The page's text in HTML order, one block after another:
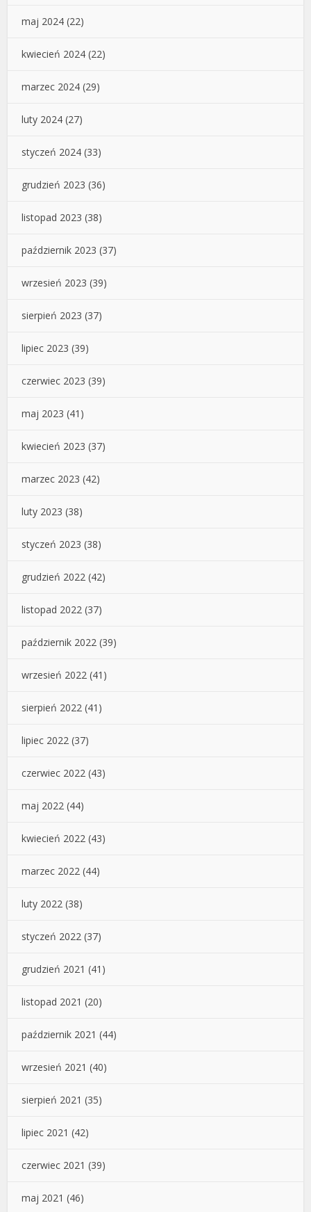
maj 2024 (22)
kwiecień 2024 (22)
marzec 2024 (29)
luty 2024 (27)
styczeń 2024 (33)
grudzień 2023 (36)
listopad 2023 (38)
październik 2023 (37)
wrzesień 2023 (39)
sierpień 2023 (37)
lipiec 2023 (39)
czerwiec 2023 (39)
maj 2023 (41)
kwiecień 2023 (37)
marzec 2023 (42)
luty 2023 (38)
styczeń 2023 (38)
grudzień 2022 (42)
listopad 2022 (37)
październik 2022 (39)
wrzesień 2022 (41)
sierpień 2022 (41)
lipiec 2022 (37)
czerwiec 2022 (43)
maj 2022 (44)
kwiecień 2022 (43)
marzec 2022 (44)
luty 2022 (38)
styczeń 2022 (37)
grudzień 2021 (41)
listopad 2021 (20)
październik 2021 (44)
wrzesień 2021 (40)
sierpień 2021 (35)
lipiec 2021 (42)
czerwiec 2021 (39)
maj 2021 (46)